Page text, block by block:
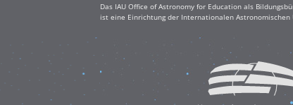
Das IAU Office of Astronomy for Education als
ist eine Einrichtung der Internationalen Astronomischen